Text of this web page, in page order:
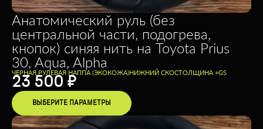
Анатомический руль (без
центральной части, подогрева,
кнопок) синяя нить на Toyota Prius
30, Aqua, Alpha
ЧЕРНАЯ РУЛЕВАЯ НАППА (ЭКОКОЖА)НИЖНИЙ СКОСТОЛЩИНА +GS
23 500 ₽
ВЫБЕРИТЕ ПАРАМЕТРЫ